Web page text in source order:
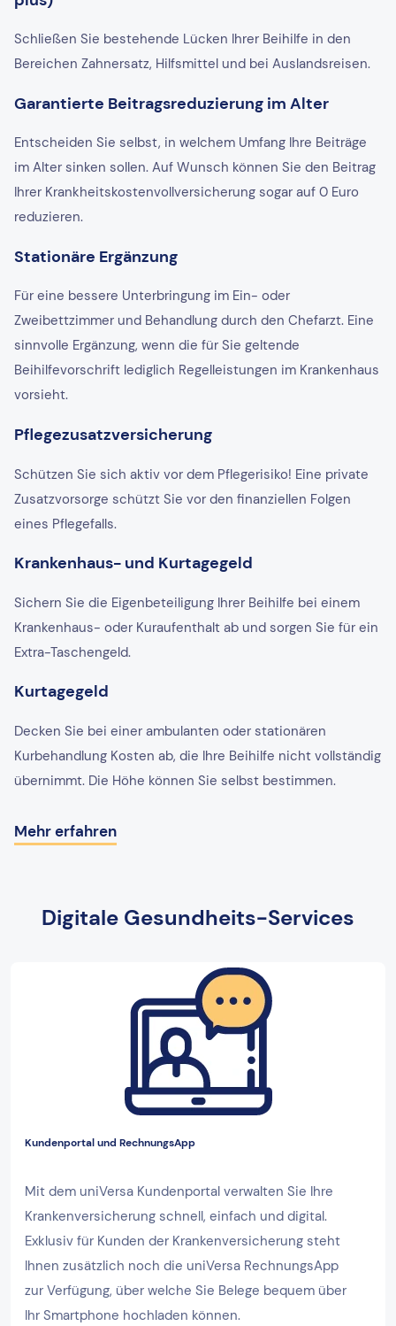
Schließen Sie bestehende Lücken Ihrer Beihilfe in den
Bereichen Zahnersatz, Hilfsmittel und bei Auslandsreisen.
Garantierte Beitragsreduzierung im Alter
Entscheiden Sie selbst, in welchem Umfang Ihre Beiträge
im Alter sinken sollen. Auf Wunsch können Sie den Beitrag
Ihrer Krankheitskostenvollversicherung sogar auf 0 Euro
reduzieren.
Stationäre Ergänzung
Für eine bessere Unterbringung im Ein- oder
Zweibettzimmer und Behandlung durch den Chefarzt. Eine
sinnvolle Ergänzung, wenn die für Sie geltende
Beihilfevorschrift lediglich Regelleistungen im Krankenhaus
vorsieht.
Pflegezusatzversicherung
Schützen Sie sich aktiv vor dem Pflegerisiko! Eine private
Zusatzvorsorge schützt Sie vor den finanziellen Folgen
eines Pflegefalls.
Krankenhaus- und Kurtagegeld
Sichern Sie die Eigenbeteiligung Ihrer Beihilfe bei einem
Krankenhaus- oder Kuraufenthalt ab und sorgen Sie für ein
Extra-Taschengeld.
Kurtagegeld
Decken Sie bei einer ambulanten oder stationären
Kurbehandlung Kosten ab, die Ihre Beihilfe nicht vollständig
übernimmt. Die Höhe können Sie selbst bestimmen.
Mehr erfahren
Digitale Gesundheits-Services
Kundenportal und RechnungsApp
Mit dem uniVersa Kundenportal verwalten Sie Ihre
Krankenversicherung schnell, einfach und digital.
Exklusiv für Kunden der Krankenversicherung steht
Ihnen zusätzlich noch die uniVersa RechnungsApp
zur Verfügung, über welche Sie Belege bequem über
Ihr Smartphone hochladen können.